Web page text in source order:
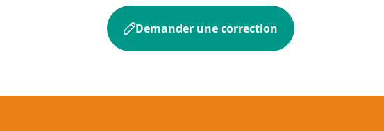
Demander une correction